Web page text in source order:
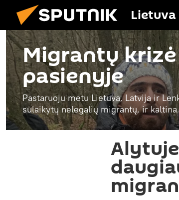
Lietuva
Migrantų
pasienyje
Pastaruoju metu Lietuva, Latvija ir
sulaikytų nelegalių migrantų, ir